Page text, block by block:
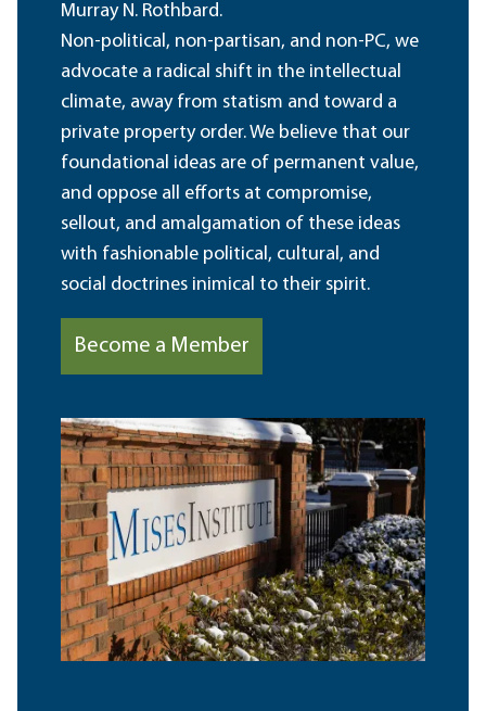
Murray N. Rothbard.
Non-political, non-partisan, and non-PC, we
advocate a radical shift in the intellectual
climate, away from statism and toward a
private property order. We believe that our
foundational ideas are of permanent value,
and oppose all efforts at compromise,
sellout, and amalgamation of these ideas
with fashionable political, cultural, and
social doctrines inimical to their spirit.
Become a Member